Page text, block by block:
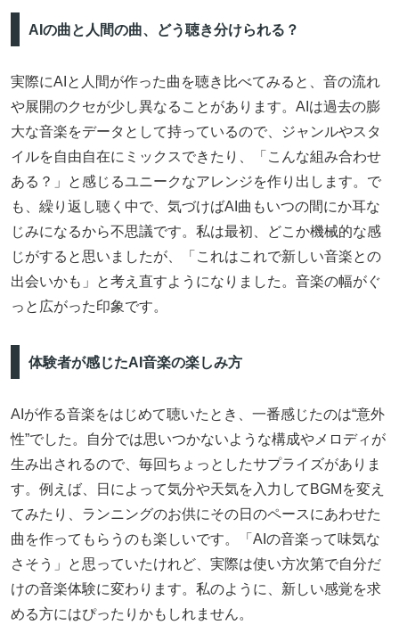
AIの曲と人間の曲、どう聴き分けられる？
実際にAIと人間が作った曲を聴き比べてみると、音の流れ
や展開のクセが少し異なることがあります。AIは過去の膨
大な音楽をデータとして持っているので、ジャンルやスタ
イルを自由自在にミックスできたり、「こんな組み合わせ
ある？」と感じるユニークなアレンジを作り出します。で
も、繰り返し聴く中で、気づけばAI曲もいつの間にか耳な
じみになるから不思議です。私は最初、どこか機械的な感
じがすると思いましたが、「これはこれで新しい音楽との
出会いかも」と考え直すようになりました。音楽の幅がぐ
っと広がった印象です。
体験者が感じたAI音楽の楽しみ方
AIが作る音楽をはじめて聴いたとき、一番感じたのは“意外
性”でした。自分では思いつかないような構成やメロディが
生み出されるので、毎回ちょっとしたサプライズがありま
す。例えば、日によって気分や天気を入力してBGMを変え
てみたり、ランニングのお供にその日のペースにあわせた
曲を作ってもらうのも楽しいです。「AIの音楽って味気な
さそう」と思っていたけれど、実際は使い方次第で自分だ
けの音楽体験に変わります。私のように、新しい感覚を求
める方にはぴったりかもしれません。